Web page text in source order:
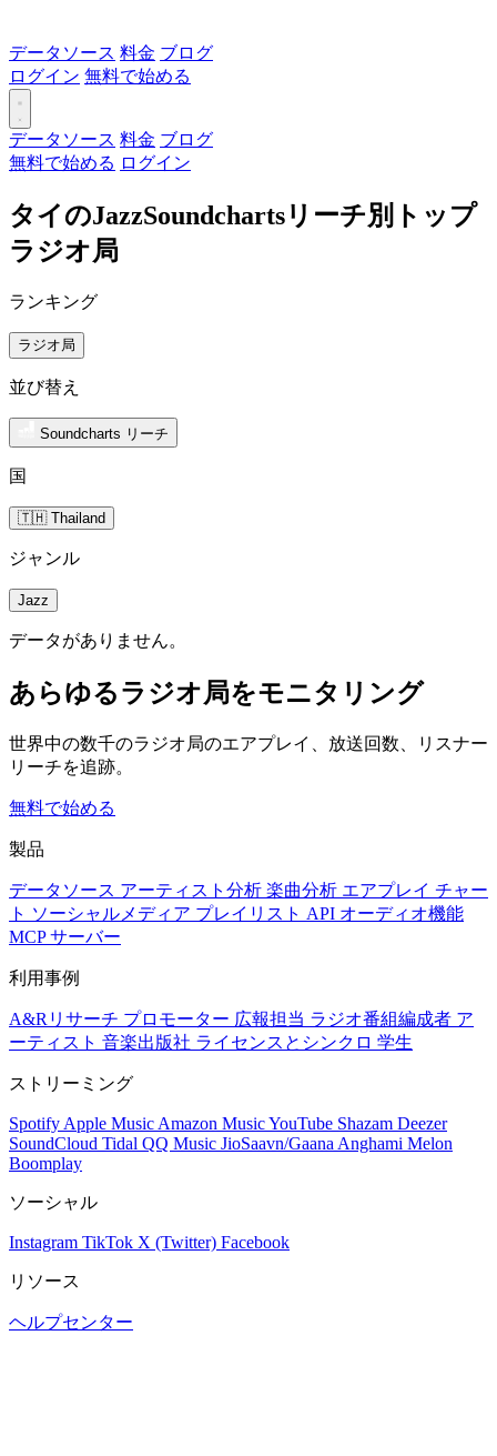
データソース 料金 ブログ
ログイン 無料で始める
データソース 料金 ブログ
無料で始める ログイン
タイのJazzSoundchartsリーチ別トップ
ラジオ局
ランキング
ラジオ局
並び替え
Soundcharts リーチ
国
🇹🇭 Thailand
ジャンル
Jazz
データがありません。
あらゆるラジオ局をモニタリング
世界中の数千のラジオ局のエアプレイ、放送回数、リスナー
リーチを追跡。
無料で始める
製品
データソース アーティスト分析 楽曲分析 エアプレイ チャー
ト ソーシャルメディア プレイリスト API オーディオ機能
MCP サーバー
利用事例
A&Rリサーチ プロモーター 広報担当 ラジオ番組編成者 ア
ーティスト 音楽出版社 ライセンスとシンクロ 学生
ストリーミング
Spotify Apple Music Amazon MusicYouTube Shazam Deezer
SoundCloud Tidal QQ Music JioSaavn/Gaana Anghami Melon
Boomplay
ソーシャル
Instagram TikTok X (Twitter) Facebook
リソース
ヘルプセンター